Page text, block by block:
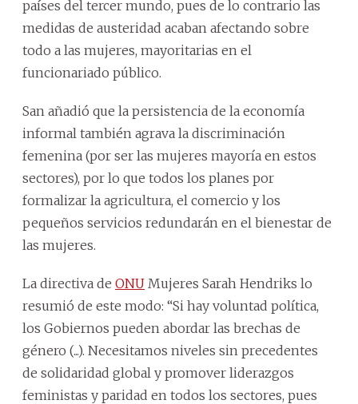
países del tercer mundo, pues de lo contrario las
medidas de austeridad acaban afectando sobre
todo a las mujeres, mayoritarias en el
funcionariado público.
San añadió que la persistencia de la economía
informal también agrava la discriminación
femenina (por ser las mujeres mayoría en estos
sectores), por lo que todos los planes por
formalizar la agricultura, el comercio y los
pequeños servicios redundarán en el bienestar de
las mujeres.
La directiva de ONU Mujeres Sarah Hendriks lo
resumió de este modo: “Si hay voluntad política,
los Gobiernos pueden abordar las brechas de
género (...). Necesitamos niveles sin precedentes
de solidaridad global y promover liderazgos
feministas y paridad en todos los sectores, pues